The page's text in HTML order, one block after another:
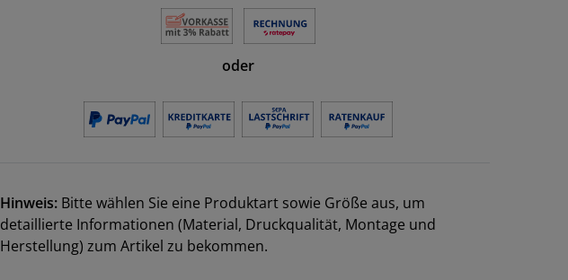
oder
Hinweis: Bitte wählen Sie eine Produktart sowie Größe aus, um
detaillierte Informationen (Material, Druckqualität, Montage und
Herstellung) zum Artikel zu bekommen.